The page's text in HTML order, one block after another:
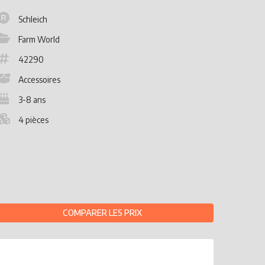
Schleich
Farm World
42290
Accessoires
3-8 ans
4 pièces
COMPARER LES PRIX